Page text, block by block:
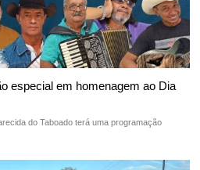
especial em homenagem ao Dia
do Taboado terá uma programação